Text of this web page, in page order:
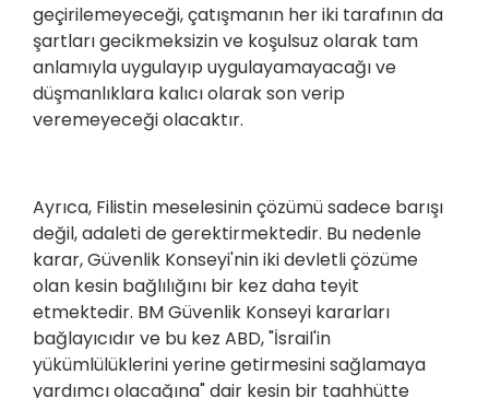
geçirilemeyeceği, çatışmanın her iki tarafının da
şartları gecikmeksizin ve koşulsuz olarak tam
anlamıyla uygulayıp uygulayamayacağı ve
düşmanlıklara kalıcı olarak son verip
veremeyeceği olacaktır.
Ayrıca, Filistin meselesinin çözümü sadece barışı
değil, adaleti de gerektirmektedir. Bu nedenle
karar, Güvenlik Konseyi'nin iki devletli çözüme
olan kesin bağlılığını bir kez daha teyit
etmektedir. BM Güvenlik Konseyi kararları
bağlayıcıdır ve bu kez ABD, "İsrail'in
yükümlülüklerini yerine getirmesini sağlamaya
yardımcı olacağına" dair kesin bir taahhütte